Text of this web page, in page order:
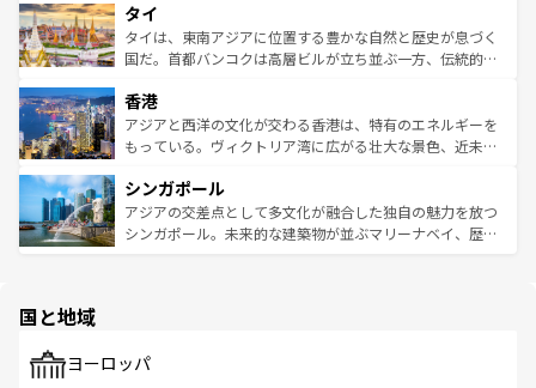
リティに包まれながら、韓国の多彩な魅力を心ゆくまで味
わってみてほしい。 なお、新着の韓国情報はコンテンツ一
覧を参照してほしい。
急速な発展と共に伝統が息づく。ハノイの古い町並みやホ
ーチミン市のフランス統治時代の建物も、独特の雰囲気を
醸し出している。また、バラエティの豊かさとおいしさで
とつ。フォーやバインミー、ベトナムコーヒーなどは、ぜ
ひ現地で味わいたい。どの地域を訪れてもあたたかい人々
が旅行者を迎えてくれるので、きっと忘れられない旅にな
参照してほしい。
タイ
タイは、東南アジアに位置する豊かな自然と歴史が息づく
国だ。首都バンコクは高層ビルが立ち並ぶ一方、伝統的な
の活気が交差している。北部ではチェンマイなどの山岳地
帯で自然と触れ合い、南部ではプーケットやクラビの美し
いビーチでリゾート気分を楽しむことができる。タイ料理
激する。気候は一年中温暖で、どの季節にも異なる楽しみ
が待っている。親しみやすいタイの人々、仏教を中心とし
た文化、そして多様な観光資源が、訪れる旅人を魅了し続
香港
アジアと西洋の文化が交わる香港は、特有のエネルギーを
もっている。ヴィクトリア湾に広がる壮大な景色、近未来
み、どこを訪れても感動するはず。観光スポットが密集し
ており、効率よく見どころを回れるのも魅力。息をのむよ
うな絶景から文化的な体験まで、香港を存分に楽しみ尽く
シンガポール
アジアの交差点として多文化が融合した独自の魅力を放つ
シンガポール。未来的な建築物が並ぶマリーナベイ、歴史
で、ホーカーズは地元の風情を楽しめる外せないスポット
国と地域
ヨーロッパ